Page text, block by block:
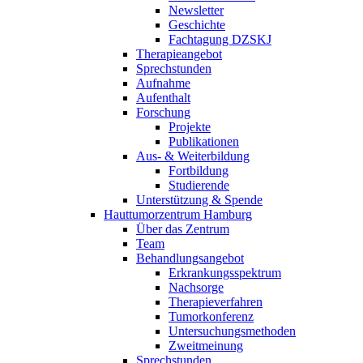
Newsletter
Geschichte
Fachtagung DZSKJ
Therapieangebot
Sprechstunden
Aufnahme
Aufenthalt
Forschung
Projekte
Publikationen
Aus- & Weiterbildung
Fortbildung
Studierende
Unterstützung & Spende
Hauttumorzentrum Hamburg
Über das Zentrum
Team
Behandlungsangebot
Erkrankungsspektrum
Nachsorge
Therapieverfahren
Tumorkonferenz
Untersuchungsmethoden
Zweitmeinung
Sprechstunden